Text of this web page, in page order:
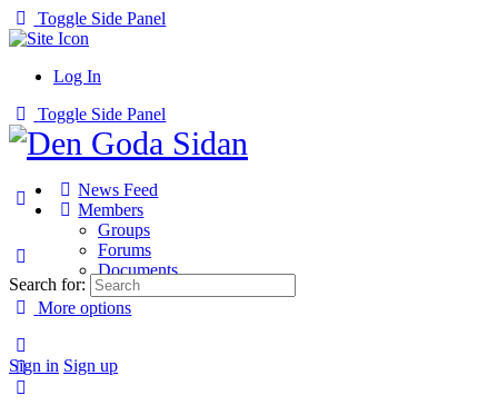
Toggle Side Panel
Log In
Toggle Side Panel
News Feed
Members
Groups
Forums
Documents
More options
Sign in Sign up
Search for: